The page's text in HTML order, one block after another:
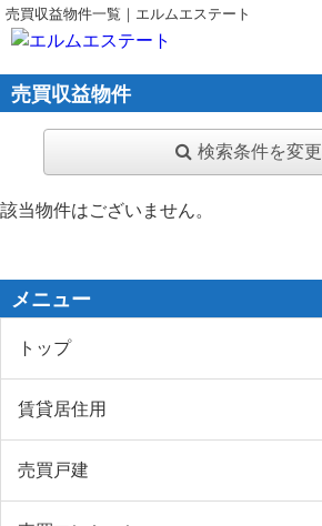
売買収益物件一覧｜エルムエステート
売買収益物件
検索条件を変更
該当物件はございません。
メニュー
トップ
賃貸居住用
売買戸建